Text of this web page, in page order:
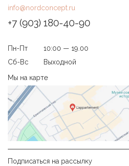
info@nordconcept.ru
+7 (903) 180-40-90
Пн-Пт
10:00 — 19.00
Сб-Вс
Выходной
Мы на карте
Подписаться на рассылку